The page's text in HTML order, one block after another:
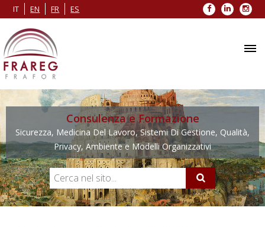
IT EN FR ES Facebook
LinkedIn
Consulenza e Formazione
Sicurezza, Medicina Del Lavoro, Sistemi Di Gestione, Qualità,
Privacy, Ambiente e Modelli Organizzativi